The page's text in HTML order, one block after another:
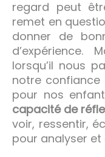
regard peut
remet en
donner de
lorsqu’il nous
notre
pour nos
capacité de
voir, ressentir,
pour analyser